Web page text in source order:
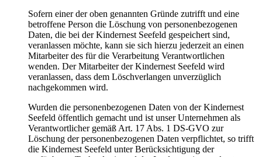
Sofern einer der oben genannten Gründe zutrifft und eine
betroffene Person die Löschung von personenbezogenen
Daten, die bei der Kindernest Seefeld gespeichert sind,
veranlassen möchte, kann sie sich hierzu jederzeit an einen
Mitarbeiter des für die Verarbeitung Verantwortlichen
wenden. Der Mitarbeiter der Kindernest Seefeld wird
veranlassen, dass dem Löschverlangen unverzüglich
nachgekommen wird.
Wurden die personenbezogenen Daten von der Kindernest
Seefeld öffentlich gemacht und ist unser Unternehmen als
Verantwortlicher gemäß Art. 17 Abs. 1 DS-GVO zur
Löschung der personenbezogenen Daten verpflichtet, so trifft
die Kindernest Seefeld unter Berücksichtigung der